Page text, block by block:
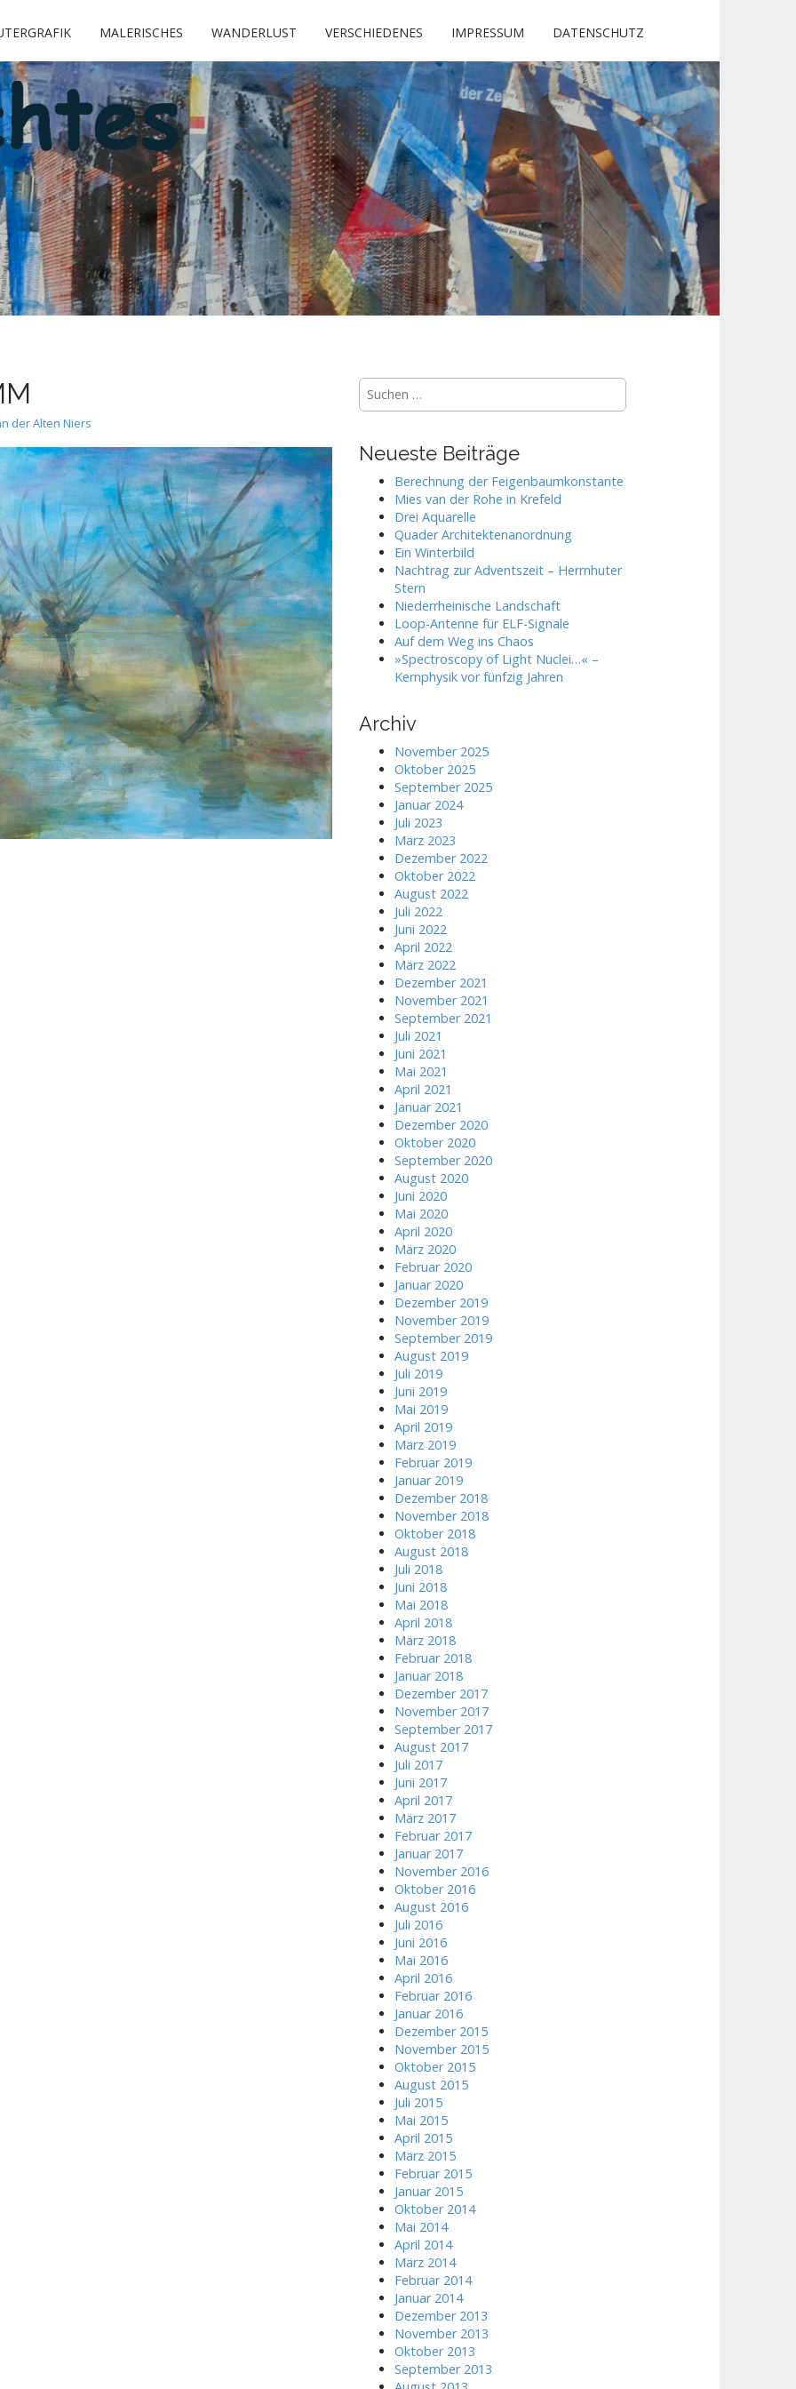
MALERISCHES WANDERLUST VERSCHIEDENES IMPRESSUM DATENSCHUTZ
der Alten Niers
Suchen
nach:
Neueste Beiträge
Berechnung der Feigenbaumkonstante
Mies van der Rohe in Krefeld
Drei Aquarelle
Quader Architektenanordnung
Ein Winterbild
Nachtrag zur Adventszeit – Herrnhuter
Stern
Niederrheinische Landschaft
Loop-Antenne für ELF-Signale
Auf dem Weg ins Chaos
»Spectroscopy of Light Nuclei…« –
Kernphysik vor fünfzig Jahren
Archiv
November 2025
Oktober 2025
September 2025
Januar 2024
Juli 2023
März 2023
Dezember 2022
Oktober 2022
August 2022
Juli 2022
Juni 2022
April 2022
März 2022
Dezember 2021
November 2021
September 2021
Juli 2021
Juni 2021
Mai 2021
April 2021
Januar 2021
Dezember 2020
Oktober 2020
September 2020
August 2020
Juni 2020
Mai 2020
April 2020
März 2020
Februar 2020
Januar 2020
Dezember 2019
November 2019
September 2019
August 2019
Juli 2019
Juni 2019
Mai 2019
April 2019
März 2019
Februar 2019
Januar 2019
Dezember 2018
November 2018
Oktober 2018
August 2018
Juli 2018
Juni 2018
Mai 2018
April 2018
März 2018
Februar 2018
Januar 2018
Dezember 2017
November 2017
September 2017
August 2017
Juli 2017
Juni 2017
April 2017
März 2017
Februar 2017
Januar 2017
November 2016
Oktober 2016
August 2016
Juli 2016
Juni 2016
Mai 2016
April 2016
Februar 2016
Januar 2016
Dezember 2015
November 2015
Oktober 2015
August 2015
Juli 2015
Mai 2015
April 2015
März 2015
Februar 2015
Januar 2015
Oktober 2014
Mai 2014
April 2014
März 2014
Februar 2014
Januar 2014
Dezember 2013
November 2013
Oktober 2013
September 2013